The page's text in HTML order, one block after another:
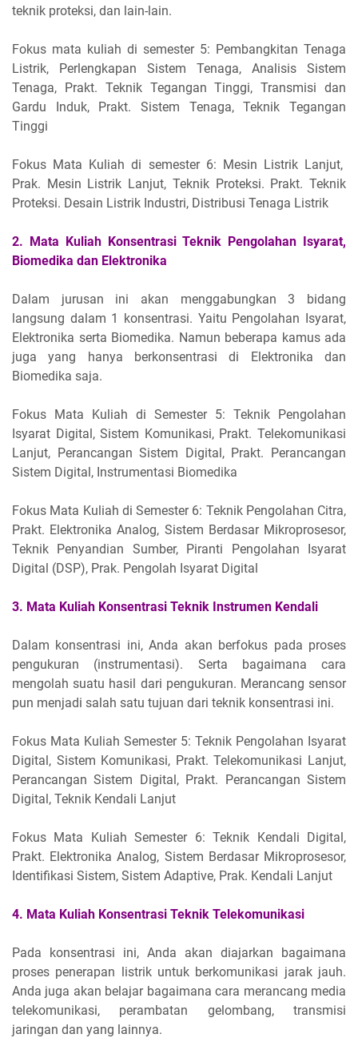
teknik proteksi, dan lain-lain.
Fokus mata kuliah di semester 5: Pembangkitan Tenaga
Listrik, Perlengkapan Sistem Tenaga, Analisis Sistem
Tenaga, Prakt. Teknik Tegangan Tinggi, Transmisi dan
Gardu Induk, Prakt. Sistem Tenaga, Teknik Tegangan
Tinggi
Fokus Mata Kuliah di semester 6: Mesin Listrik Lanjut,
Prak. Mesin Listrik Lanjut, Teknik Proteksi. Prakt. Teknik
Proteksi. Desain Listrik Industri, Distribusi Tenaga Listrik
2. Mata Kuliah Konsentrasi Teknik Pengolahan Isyarat,
Biomedika dan Elektronika
Dalam jurusan ini akan menggabungkan 3 bidang
langsung dalam 1 konsentrasi. Yaitu Pengolahan Isyarat,
Elektronika serta Biomedika. Namun beberapa kamus ada
juga yang hanya berkonsentrasi di Elektronika dan
Biomedika saja.
Fokus Mata Kuliah di Semester 5: Teknik Pengolahan
Isyarat Digital, Sistem Komunikasi, Prakt. Telekomunikasi
Lanjut, Perancangan Sistem Digital, Prakt. Perancangan
Sistem Digital, Instrumentasi Biomedika
Fokus Mata Kuliah di Semester 6: Teknik Pengolahan Citra,
Prakt. Elektronika Analog, Sistem Berdasar Mikroprosesor,
Teknik Penyandian Sumber, Piranti Pengolahan Isyarat
Digital (DSP), Prak. Pengolah Isyarat Digital
3. Mata Kuliah Konsentrasi Teknik Instrumen Kendali
Dalam konsentrasi ini, Anda akan berfokus pada proses
pengukuran (instrumentasi). Serta bagaimana cara
mengolah suatu hasil dari pengukuran. Merancang sensor
pun menjadi salah satu tujuan dari teknik konsentrasi ini.
Fokus Mata Kuliah Semester 5: Teknik Pengolahan Isyarat
Digital, Sistem Komunikasi, Prakt. Telekomunikasi Lanjut,
Perancangan Sistem Digital, Prakt. Perancangan Sistem
Digital, Teknik Kendali Lanjut
Fokus Mata Kuliah Semester 6: Teknik Kendali Digital,
Prakt. Elektronika Analog, Sistem Berdasar Mikroprosesor,
Identifikasi Sistem, Sistem Adaptive, Prak. Kendali Lanjut
4. Mata Kuliah Konsentrasi Teknik Telekomunikasi
Pada konsentrasi ini, Anda akan diajarkan bagaimana
proses penerapan listrik untuk berkomunikasi jarak jauh.
Anda juga akan belajar bagaimana cara merancang media
telekomunikasi, perambatan gelombang, transmisi
jaringan dan yang lainnya.